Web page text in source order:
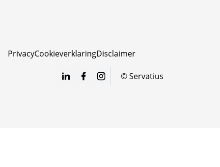
PrivacyCookieverklaringDisclaimer
LinkedInFacebookInstagram
©Servatius